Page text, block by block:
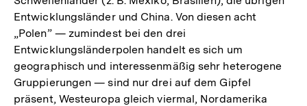
Entwicklungsländer und China. Von diesen acht
„Polen” — zumindest bei den drei
Entwicklungsländerpolen handelt es sich um
geographisch und interessenmäßig sehr heterogene
Gruppierungen — sind nur drei auf dem Gipfel
präsent, Westeuropa gleich viermal, Nordamerika